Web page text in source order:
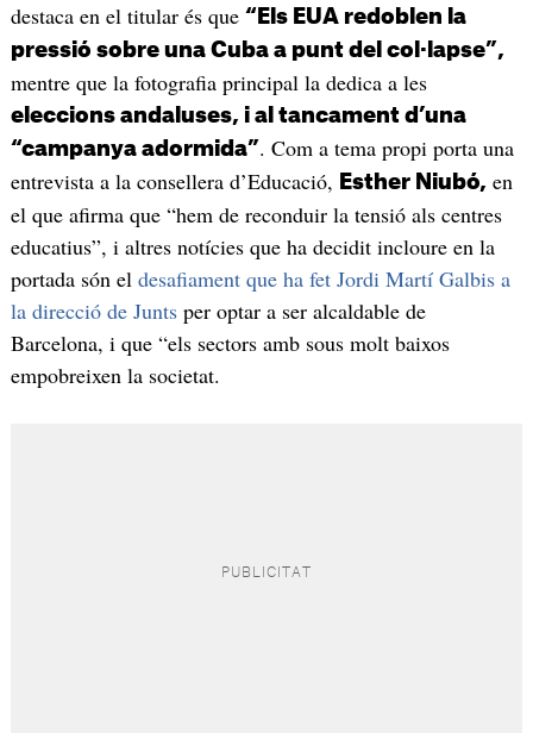
destaca en el titular és que “Els EUA redoblen la
pressió sobre una Cuba a punt del col·lapse”,
mentre que la fotografia principal la dedica a les
eleccions andaluses, i al tancament d’una
“campanya adormida”. Com a tema propi porta una
entrevista a la consellera d’Educació, Esther Niubó, en
el que afirma que “hem de reconduir la tensió als centres
educatius”, i altres notícies que ha decidit incloure en la
portada són el desafiament que ha fet Jordi Martí Galbis a
la direcció de Juntsper optar a ser alcaldable de
Barcelona, i que “els sectors amb sous molt baixos
empobreixen la societat.